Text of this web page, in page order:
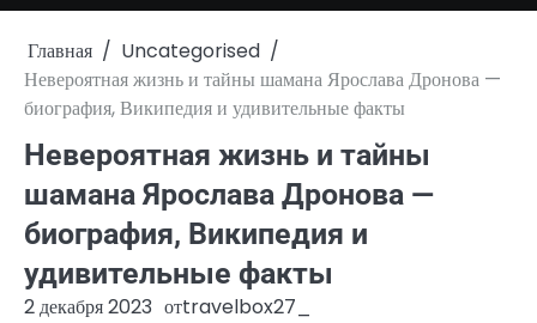
Главная
Uncategorised
Невероятная жизнь и тайны шамана Ярослава Дронова —
биография, Википедия и удивительные факты
Невероятная жизнь и тайны
шамана Ярослава Дронова —
биография, Википедия и
удивительные факты
2 декабря 2023 отtravelbox27_